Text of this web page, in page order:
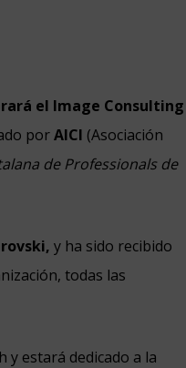
el Image Consulting
porAICI (Asociación
de Professionals de
y ha sido recibido
todas las
y estará dedicado a la